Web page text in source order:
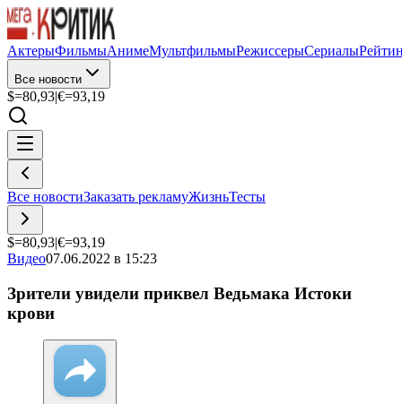
АктерыФильмыАнимеМультфильмыРежиссерыСериалы
Все новости
$=80,93|€=93,19
Все новостиЗаказать рекламуЖизньТесты
$=80,93|€=93,19
Видео07.06.2022 в 15:23
Зрители увидели приквел Ведьмака Истоки
крови